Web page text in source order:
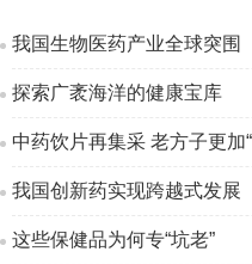
我国生物医药产业全球突围
探索广袤海洋的健康宝库
中药饮片再集采 老方子更加
我国创新药实现跨越式发展
这些保健品为何专“坑老”